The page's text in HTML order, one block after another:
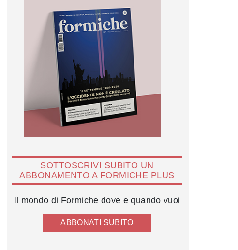
SOTTOSCRIVI SUBITO UN
ABBONAMENTO A FORMICHE PLUS
Il mondo di Formiche dove e quando vuoi
ABBONATI SUBITO